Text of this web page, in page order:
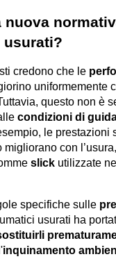
nuova
usurati?
credono che le
uniformemente
questo non è
condizioni di
con
slick utilizzate
specifiche sulle
usurati ha
inquinamento